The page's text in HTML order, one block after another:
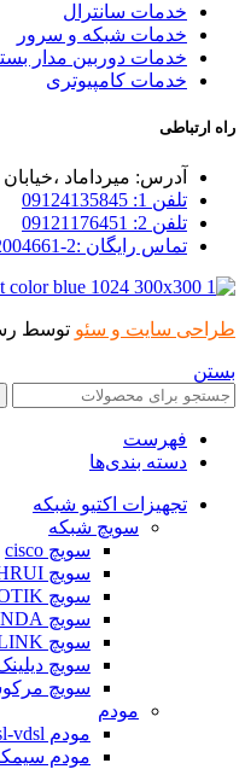
خدمات سانترال
خدمات شبکه و سرور
خدمات دوربین مدار
خدمات کامپیوتری
راه ارتباطی
آدرس: میرداماد
تلفن 1: 09124135845
تلفن 2: 09121176451
تماس رایگان :2-02192004661
طراحی سایت و سئو توسط
بستن
فهرست
دسته بندی‌ها
تجهیزات اکتیو شبکه
سویچ شبکه
سویچ cisco
سویچ HRUI
سویچ MICROTIK
سویچ TENDA
سویچ TPLINK
سویچ
سویچ
مودم
مودم dsl-vdsl
مودم